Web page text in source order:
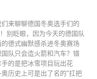
来聊聊德国冬奥选手们的
别眨眼，因为今天的德国队
德式幽默感杀进冬奥赛场
队只会造火箭和汽车？错
的是把冰雪项目玩出花
历史上可是出了名的"扛把